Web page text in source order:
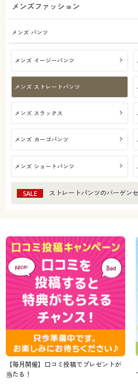
メンズファッション
メンズ パンツ
メンズ イージーパンツ
メンズ ストレートパンツ
メンズ スラックス
メンズ カーゴパンツ
メンズ ショートパンツ
SALE ストレートパンツのバーゲン
【毎月開催】口コミ投稿でプレゼントが
当たる！